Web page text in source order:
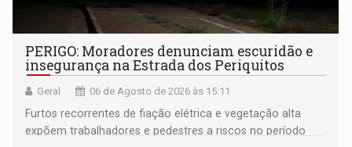
PERIGO: Moradores denunciam escuridão e
insegurança na Estrada dos Periquitos
Geral 06 de Agosto de 2026 às 15:11
Furtos recorrentes de fiação elétrica e vegetação alta
expõem trabalhadores e pedestres a riscos no período